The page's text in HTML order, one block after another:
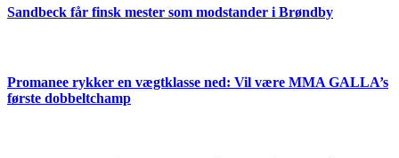
Sandbeck får finsk mester som modstander i Brøndby
Promanee rykker en vægtklasse ned: Vil være MMA GALLA’s
første dobbeltchamp